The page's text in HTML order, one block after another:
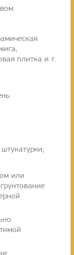
плитка и т.
или